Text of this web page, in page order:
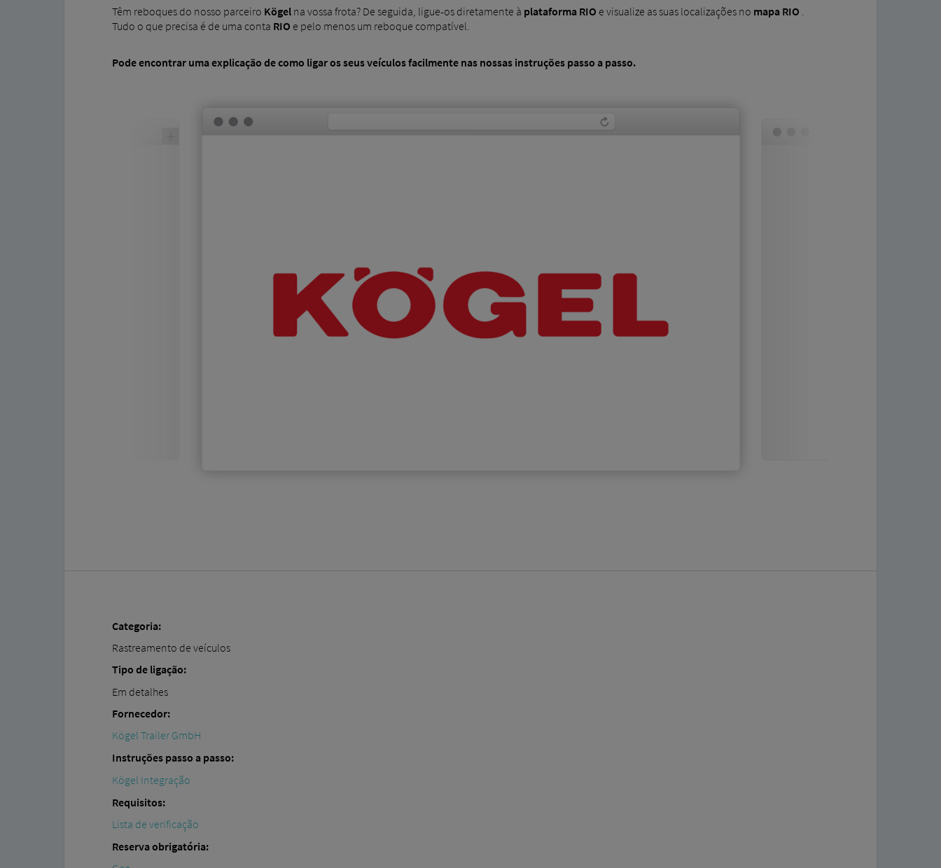
Têm reboques do nosso parceiro Kögelna vossa frota? De seguida, ligue-os diretamente à plataforma RIO e visualize as suas localizações no mapa RIO .
Tudo o que precisa é de uma conta RIO e pelo menos um reboque compatível.
Pode encontrar uma explicação de como ligar os seus veículos facilmente nas nossas instruções passo a passo.
Categoria:
Rastreamento de veículos
Tipo de ligação:
Em detalhes
Fornecedor:
Kögel Trailer GmbH
Instruções passo a passo:
Kögel Integração
Requisitos:
Lista de verificação
Reserva obrigatória: